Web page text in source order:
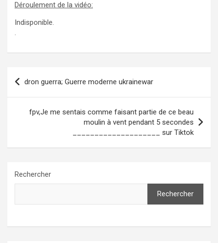
Déroulement de la vidéo:
Indisponible.
.
Navigation
de
l’article
dron guerra; Guerre moderne ukrainewar
fpv,Je me sentais comme faisant partie de ce beau
moulin à vent pendant 5 secondes
____________________ sur Tiktok
Rechercher
Rechercher